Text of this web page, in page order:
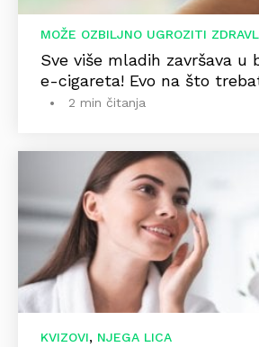
MOŽE OZBILJNO UGROZITI
Sve više mladih završava u
e-cigareta! Evo na što
2 min čitanja
KVIZOVI, NJEGA LICA